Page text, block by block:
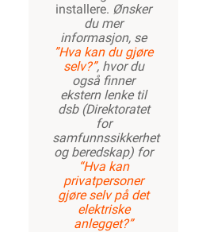
installere. Ønsker
du mer
informasjon, se
”Hva kan du gjøre
selv?”, hvor du
også finner
ekstern lenke til
dsb (Direktoratet
for
samfunnssikkerhet
og beredskap) for
“Hva kan
privatpersoner
gjøre selv på det
elektriske
anlegget?”